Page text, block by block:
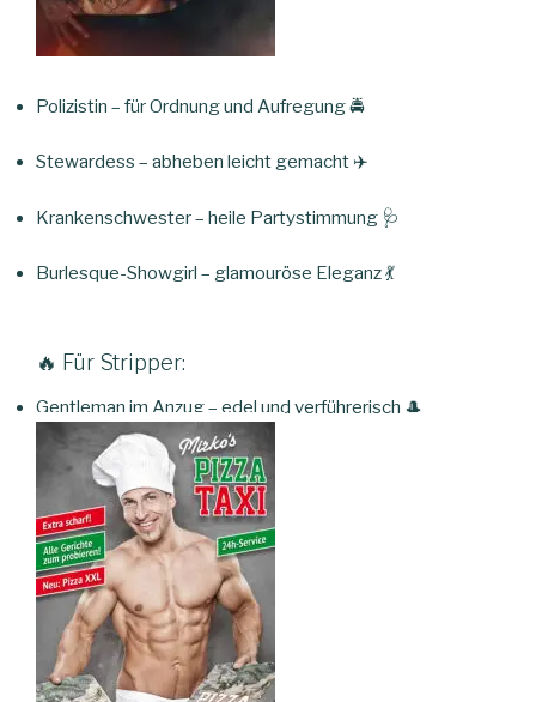
Polizistin – für Ordnung und Aufregung 🚔
Stewardess – abheben leicht gemacht ✈️
Krankenschwester – heile Partystimmung 🩺
Burlesque-Showgirl – glamouröse Eleganz 💃
🔥 Für Stripper:
Gentleman im Anzug – edel und verführerisch 🎩